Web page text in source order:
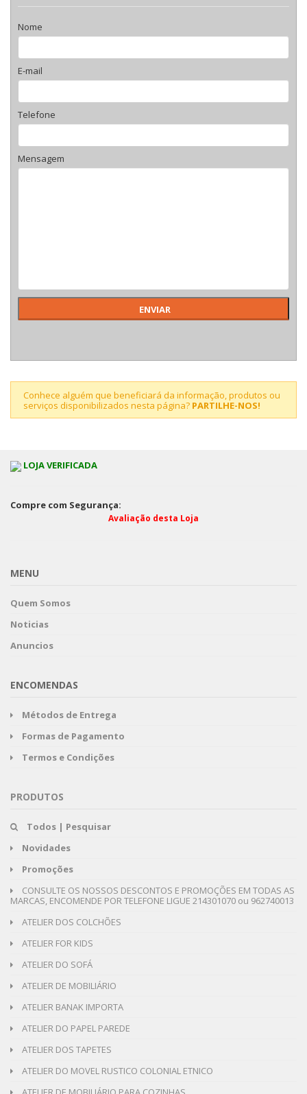
Nome
E-mail
Telefone
Mensagem
Conhece alguém que beneficiará da informação, produtos ou
serviços disponibilizados nesta página? PARTILHE-NOS!
LOJA VERIFICADA
Compre com Segurança:
Avaliação desta Loja
MENU
Quem Somos
Noticias
Anuncios
ENCOMENDAS
Métodos de Entrega
Formas de Pagamento
Termos e Condições
PRODUTOS
Todos | Pesquisar
Novidades
Promoções
CONSULTE OS NOSSOS DESCONTOS E PROMOÇÕES EM TODAS AS
MARCAS, ENCOMENDE POR TELEFONE LIGUE 214301070 ou 962740013
ATELIER DOS COLCHÕES
ATELIER FOR KIDS
ATELIER DO SOFÁ
ATELIER DE MOBILIÁRIO
ATELIER BANAK IMPORTA
ATELIER DO PAPEL PAREDE
ATELIER DOS TAPETES
ATELIER DO MOVEL RUSTICO COLONIAL ETNICO